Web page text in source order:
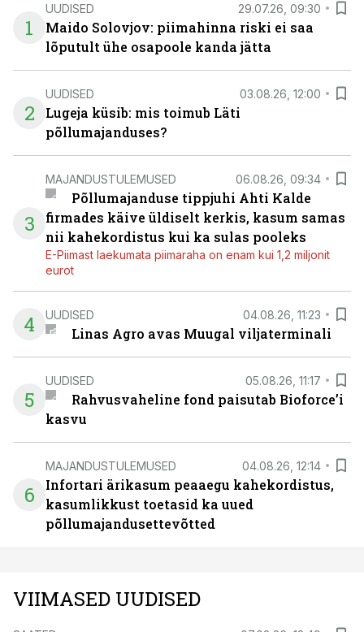
1
UUDISED 29.07.26, 09:30
Maido Solovjov: piimahinna riski ei saa
lõputult ühe osapoole kanda jätta
2
UUDISED 03.08.26, 12:00
Lugeja küsib: mis toimub Läti
põllumajanduses?
3
MAJANDUSTULEMUSED 06.08.26, 09:34
Põllumajanduse tippjuhi Ahti Kalde
firmades käive üldiselt kerkis, kasum samas
nii kahekordistus kui ka sulas pooleks
E-Piimast laekumata piimaraha on enam kui 1,2 miljonit
eurot
4 UUDISED 04.08.26, 11:23
Linas Agro avas Muugal viljaterminali
5
UUDISED 05.08.26, 11:17
Rahvusvaheline fond paisutab Bioforce’i
kasvu
6
MAJANDUSTULEMUSED 04.08.26, 12:14
Infortari ärikasum peaaegu kahekordistus,
kasumlikkust toetasid ka uued
põllumajandusettevõtted
VIIMASED UUDISED